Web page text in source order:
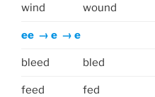
wind wound
ee → e → e
bleed bled
feed fed